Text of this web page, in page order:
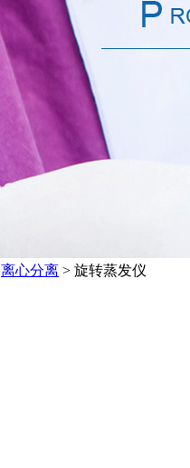
离心分离 > 旋转蒸发仪